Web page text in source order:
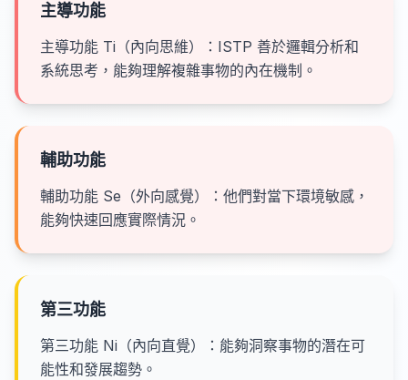
主導功能
主導功能 Ti（內向思維）：ISTP 善於邏輯分析和
系統思考，能夠理解複雜事物的內在機制。
輔助功能
輔助功能 Se（外向感覺）：他們對當下環境敏感，
能夠快速回應實際情況。
第三功能
第三功能 Ni（內向直覺）：能夠洞察事物的潛在可
能性和發展趨勢。